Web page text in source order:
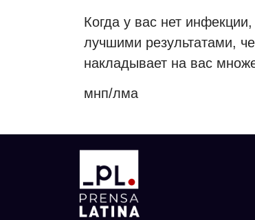
Когда у вас нет
лучшими результатами,
накладывает на вас
мнп/лма